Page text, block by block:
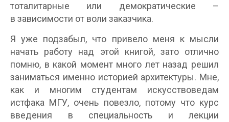
тоталитарные или демократические –
в зависимости от воли заказчика.
Я уже подзабыл, что привело меня к мысли
начать работу над этой книгой, зато отлично
помню, в какой момент много лет назад решил
заниматься именно историей архитектуры. Мне,
как и многим студентам искусствоведам
истфака МГУ, очень повезло, потому что курс
введения в специальность и лекции